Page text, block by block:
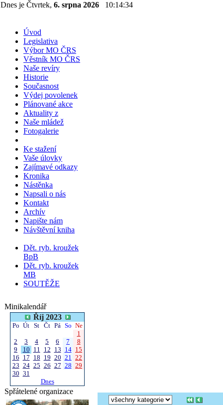
Dnes je Čtvrtek, 6. srpna 2026 10:14:35
Úvod
Legislativa
Výbor MO ČRS
Věstník MO ČRS
Naše revíry
Historie
Současnost
Výdej povolenek
Plánované akce
Aktuality z
Naše mládež
Fotogalerie
Ke stažení
Vaše úlovky
Zajímavé odkazy
Kronika
Nástěnka
Napsali o nás
Kontakt
Archív
Napište nám
Návštěvní kniha
Dět. ryb. kroužek
BpB
Dět. ryb. kroužek
MB
SOUTĚŽE
Minikalendář
Říj 2023
Po Út St Čt Pá So Ne
1
2
3 4 5 6 7
8
9
10 11 12 13 14 15
16 17 18 19 20 21 22
23 24 25 26 27 28 29
30 31
Dnes
Spřátelené organizace